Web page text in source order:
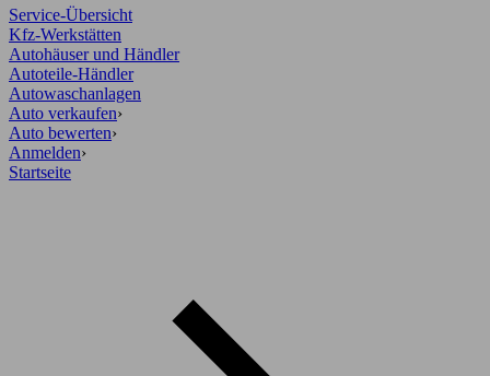
Service-Übersicht
Kfz-Werkstätten
Autohäuser und Händler
Autoteile-Händler
Autowaschanlagen
Auto verkaufen›
Auto bewerten›
Anmelden›
Startseite